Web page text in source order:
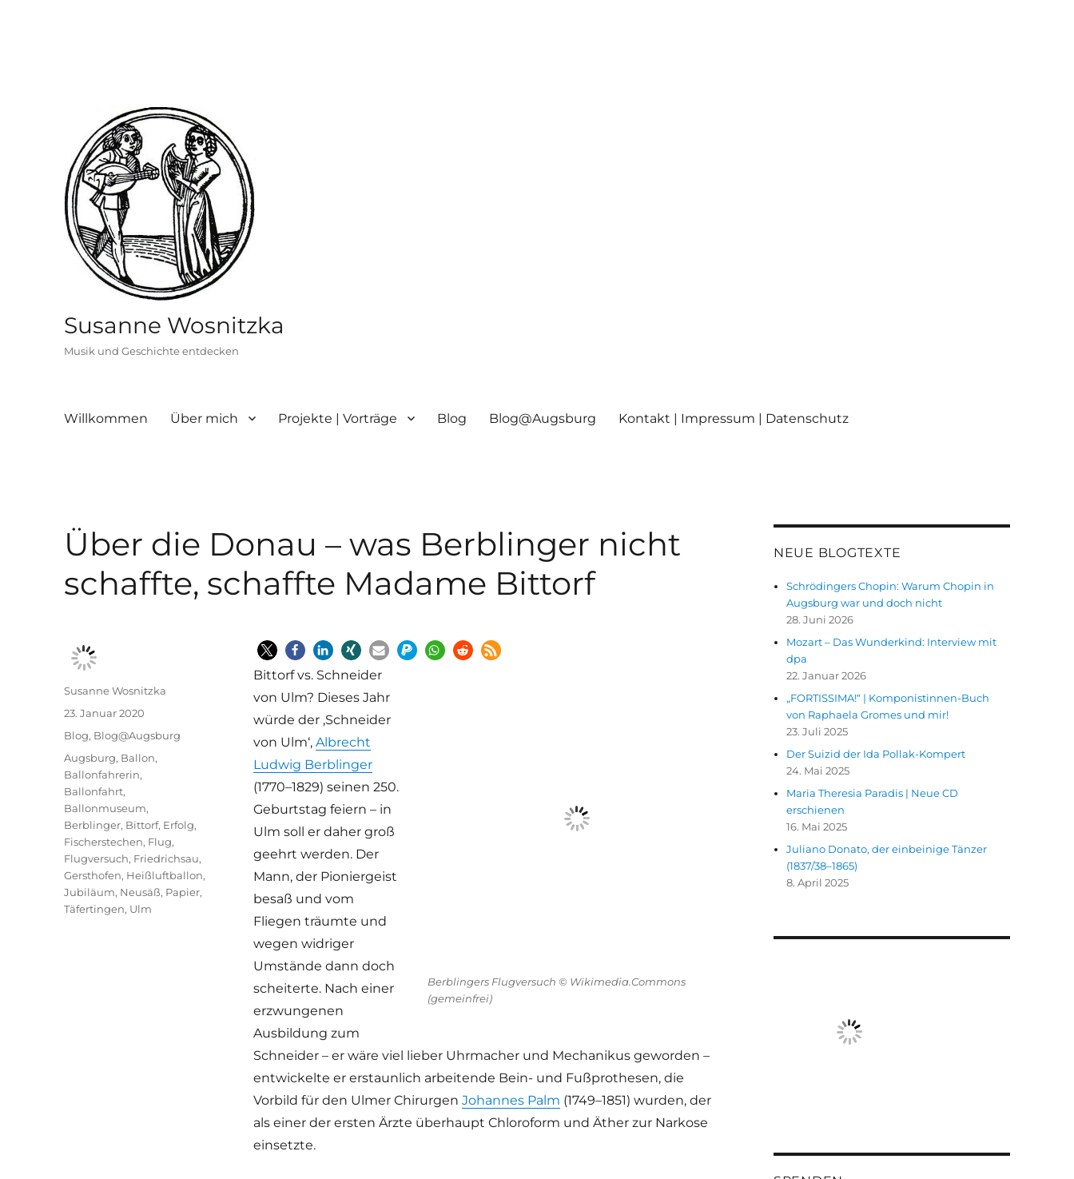
Susanne Wosnitzka
Musik und Geschichte entdecken
Willkommen Über mich Projekte | Vorträge Blog Blog@Augsburg Kontakt | Impressum | Datenschutz
Über die Donau – was Berblinger nicht
schaffte, schaffte Madame Bittorf
Berblingers Flugversuch © Wikimedia.Commons
(gemeinfrei)
Bittorf vs. Schneider
von Ulm? Dieses Jahr
würde der ‚Schneider
von Ulm‘, Albrecht
Ludwig Berblinger
(1770–1829) seinen 250.
Geburtstag feiern – in
Ulm soll er daher groß
geehrt werden. Der
Mann, der Pioniergeist
besaß und vom
Fliegen träumte und
wegen widriger
Umstände dann doch
scheiterte. Nach einer
erzwungenen
Ausbildung zum
Schneider – er wäre viel lieber Uhrmacher und Mechanikus geworden –
entwickelte er erstaunlich arbeitende Bein- und Fußprothesen, die
Vorbild für den Ulmer Chirurgen Johannes Palm (1749–1851) wurden, der
als einer der ersten Ärzte überhaupt Chloroform und Äther zur Narkose
einsetzte.
Autor
Susanne Wosnitzka
Veröffentlicht
am
23. Januar 2020
Kategorien
Blog, Blog@Augsburg
Schlagwörter
Augsburg, Ballon,
Ballonfahrerin,
Ballonfahrt,
Ballonmuseum,
Berblinger, Bittorf, Erfolg,
Fischerstechen, Flug,
Flugversuch, Friedrichsau,
Gersthofen, Heißluftballon,
Jubiläum, Neusäß, Papier,
Täfertingen, Ulm
NEUE BLOGTEXTE
Schrödingers Chopin: Warum Chopin in
Augsburg war und doch nicht
28. Juni 2026
Mozart – Das Wunderkind: Interview mit
dpa
22. Januar 2026
„FORTISSIMA!“ | Komponistinnen-Buch
von Raphaela Gromes und mir!
23. Juli 2025
Der Suizid der Ida Pollak-Kompert
24. Mai 2025
Maria Theresia Paradis | Neue CD
erschienen
16. Mai 2025
Juliano Donato, der einbeinige Tänzer
(1837/38–1865)
8. April 2025